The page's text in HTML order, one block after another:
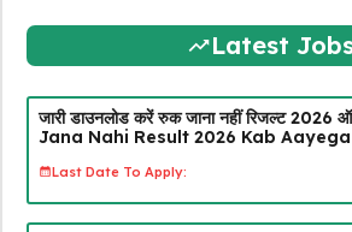
Latest
जारी डाउनलोड करें रुक जाना नहीं रिजल्ट 2026
Jana Nahi Result 2026 Kab
Last Date To Apply: